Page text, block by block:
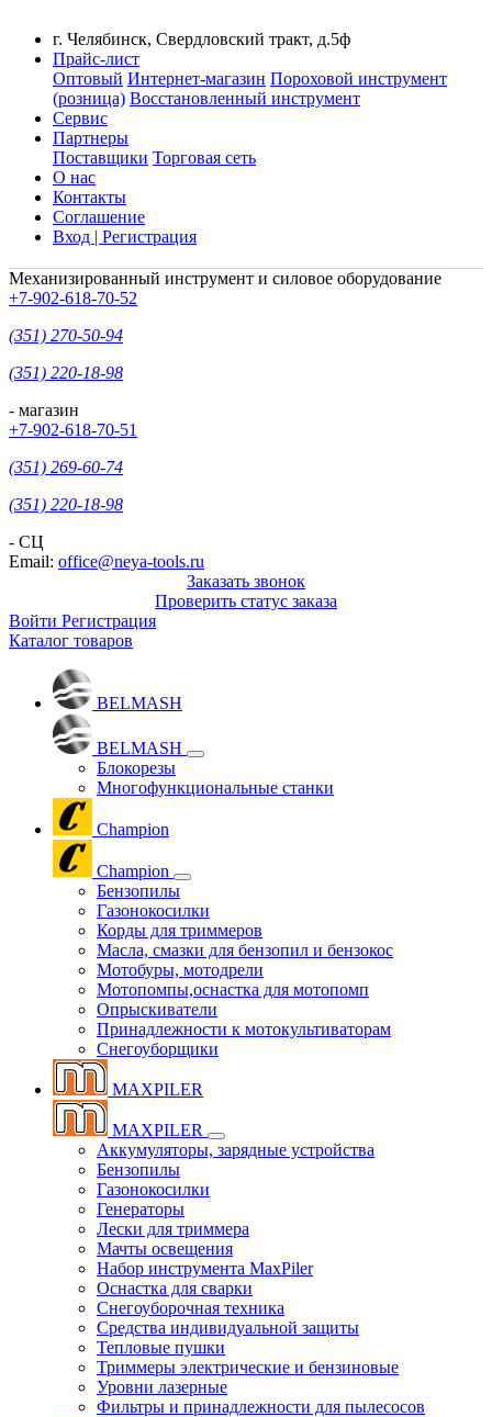
г. Челябинск, Свердловский тракт, д.5ф
Прайс-лист
Оптовый Интернет-магазин Пороховой инструмент
(розница) Восстановленный инструмент
Сервис
Партнеры
Поставщики Торговая сеть
О нас
Контакты
Соглашение
Вход | Регистрация
Механизированный инструмент и силовое оборудование
+7-902-618-70-52
(351) 270-50-94
(351) 220-18-98
- магазин
+7-902-618-70-51
(351) 269-60-74
(351) 220-18-98
- СЦ
Email: office@neya-tools.ru
Заказать звонок
Проверить статус заказа
Войти Регистрация
Каталог товаров
BELMASH
BELMASH
Блокорезы
Многофункциональные станки
Champion
Champion
Бензопилы
Газонокосилки
Корды для триммеров
Масла, смазки для бензопил и бензокос
Мотобуры, мотодрели
Мотопомпы,оснастка для мотопомп
Опрыскиватели
Принадлежности к мотокультиваторам
Снегоуборщики
MAXPILER
MAXPILER
Аккумуляторы, зарядные устройства
Бензопилы
Газонокосилки
Генераторы
Лески для триммера
Мачты освещения
Набор инструмента MaxPiler
Оснастка для сварки
Снегоуборочная техника
Средства индивидуальной защиты
Тепловые пушки
Триммеры электрические и бензиновые
Уровни лазерные
Фильтры и принадлежности для пылесосов